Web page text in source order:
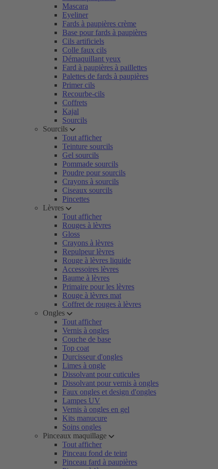
Mascara
Eyeliner
Fards à paupières crème
Base pour fards à paupières
Cils artificiels
Colle faux cils
Démaquillant yeux
Fard à paupières à paillettes
Palettes de fards à paupières
Primer cils
Recourbe-cils
Coffrets
Kajal
Sourcils
Sourcils
Tout afficher
Teinture sourcils
Gel sourcils
Pommade sourcils
Poudre pour sourcils
Crayons à sourcils
Ciseaux sourcils
Pincettes
Lèvres
Tout afficher
Rouges à lèvres
Gloss
Crayons à lèvres
Repulpeur lèvres
Rouge à lèvres liquide
Accessoires lèvres
Baume à lèvres
Primaire pour les lèvres
Rouge à lèvres mat
Coffret de rouges à lèvres
Ongles
Tout afficher
Vernis à ongles
Couche de base
Top coat
Durcisseur d'ongles
Limes à ongle
Dissolvant pour cuticules
Dissolvant pour vernis à ongles
Faux ongles et design d'ongles
Lampes UV
Vernis à ongles en gel
Kits manucure
Soins ongles
Pinceaux maquillage
Tout afficher
Pinceau fond de teint
Pinceau fard à paupières